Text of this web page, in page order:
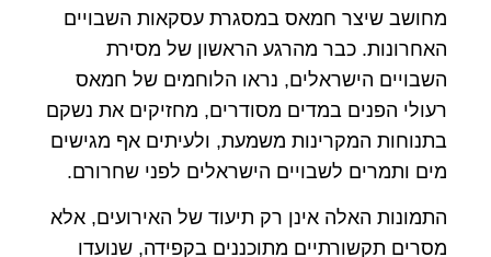
מחושב שיצר חמאס במסגרת עסקאות השבויים
האחרונות. כבר מהרגע הראשון של מסירת
השבויים הישראלים, נראו הלוחמים של חמאס
רעולי הפנים במדים מסודרים, מחזיקים את נשקם
בתנוחות המקרינות משמעת, ולעיתים אף מגישים
מים ותמרים לשבויים הישראלים לפני שחרורם.
התמונות האלה אינן רק תיעוד של האירועים, אלא
מסרים תקשורתיים מתוכננים בקפידה, שנועדו